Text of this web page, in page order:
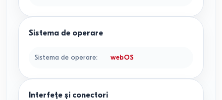
Sistema de operare
Sistema de operare: webOS
Interfețe și conectori